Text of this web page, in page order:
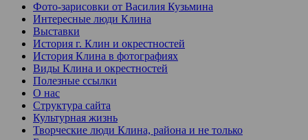
Фото-зарисовки от Василия Кузьмина
Интересные люди Клина
Выставки
История г. Клин и окрестностей
История Клина в фотографиях
Виды Клина и окрестностей
Полезные ссылки
О нас
Структура сайта
Культурная жизнь
Творческие люди Клина, района и не только